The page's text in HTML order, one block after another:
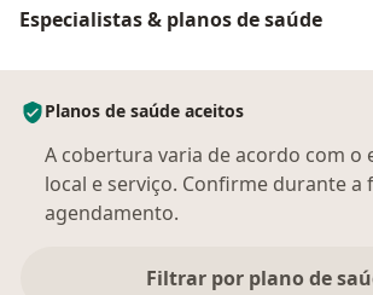
Especialistas & planos de saúde
Planos de saúde aceitos
A cobertura varia de acordo com o
local e serviço. Confirme durante a
agendamento.
Filtrar por plano de